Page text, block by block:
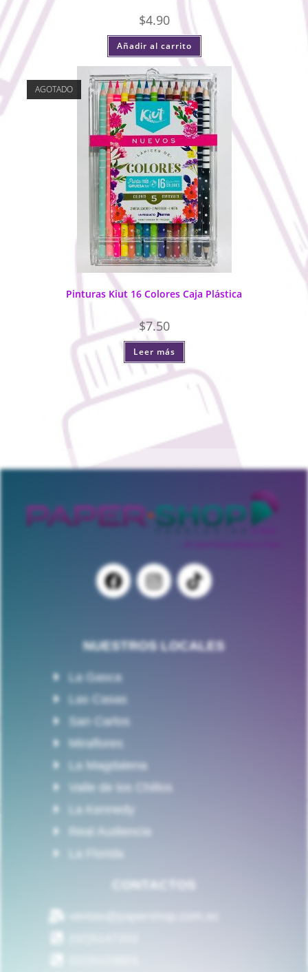
$4.90
Añadir al carrito
AGOTADO
Pinturas Kiut 16 Colores Caja Plástica
$7.50
Leer más
NUESTROS LOCALES
La Gasca
Las Casas
San Carlos
Miraflores
La Magdalena
Valle de los Chillos
La Kennedy
Real Audiencia
La Florida
CONTACTOS